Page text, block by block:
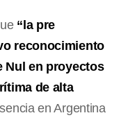
“la pre
reconocimiento
Nul en proyectos
de alta
en Argentina